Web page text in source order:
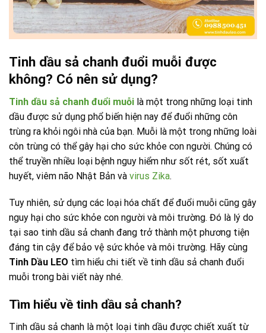
Tinh dầu sả chanh đuổi muỗi được
không? Có nên sử dụng?
Tinh dầu sả chanh đuổi muỗi là một trong những loại tinh
dầu được sử dụng phổ biến hiện nay để đuổi những côn
trùng ra khỏi ngôi nhà của bạn. Muỗi là một trong những loài
côn trùng có thể gây hại cho sức khỏe con người. Chúng có
thể truyền nhiều loại bệnh nguy hiểm như sốt rét, sốt xuất
huyết, viêm não Nhật Bản và virus Zika.
Tuy nhiên, sử dụng các loại hóa chất để đuổi muỗi cũng gây
nguy hại cho sức khỏe con người và môi trường. Đó là lý do
tại sao tinh dầu sả chanh đang trở thành một phương tiện
đáng tin cậy để bảo vệ sức khỏe và môi trường. Hãy cùng
Tinh Dầu LEO tìm hiểu chi tiết về tinh dầu sả chanh đuổi
muỗi trong bài viết này nhé.
Tìm hiểu về tinh dầu sả chanh?
Tinh dầu sả chanh là một loại tinh dầu được chiết xuất từ